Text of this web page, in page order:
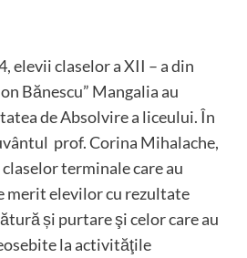
elevii claselor a XII – a din
Bănescu” Mangalia au
de Absolvire a liceului. În
prof. Corina Mihalache,
terminale care au
merit elevilor cu rezultate
și purtare şi celor care au
la activităţile